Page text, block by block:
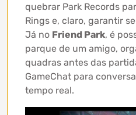
quebrar Park Records
Rings e, claro, garantir
Já no Friend Park, é
parque de um amigo,
quadras antes das
GameChat para
tempo real.